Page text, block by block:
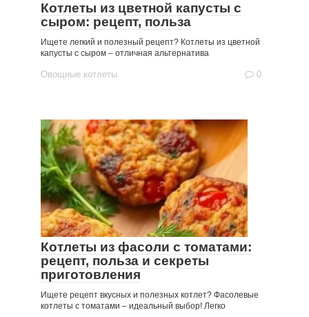
Котлеты из цветной капусты с
сыром: рецепт, польза
Ищете легкий и полезный рецепт? Котлеты из цветной
капусты с сыром – отличная альтернатива
Овощные котлеты 0
Котлеты из фасоли с томатами:
рецепт, польза и секреты
приготовления
Ищете рецепт вкусных и полезных котлет? Фасолевые
котлеты с томатами – идеальный выбор! Легко